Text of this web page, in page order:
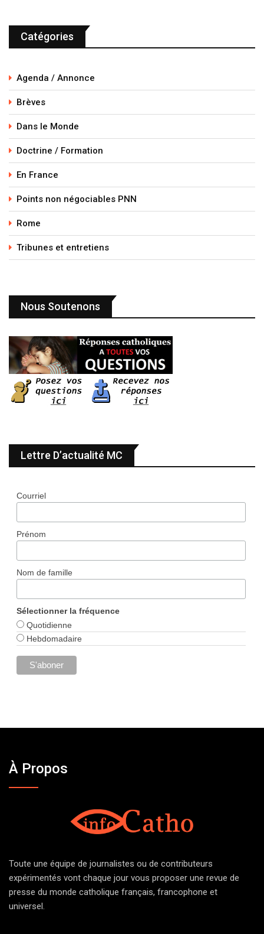
Catégories
Agenda / Annonce
Brèves
Dans le Monde
Doctrine / Formation
En France
Points non négociables PNN
Rome
Tribunes et entretiens
Nous Soutenons
Lettre D’actualité MC
Courriel
Prénom
Nom de famille
Sélectionner la fréquence
Quotidienne
Hebdomadaire
À Propos
Toute une équipe de journalistes ou de contributeurs
expérimentés vont chaque jour vous proposer une revue de
presse du monde catholique français, francophone et
universel.